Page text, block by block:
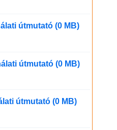
útmutató (0 MB)
útmutató (0 MB)
útmutató (0 MB)